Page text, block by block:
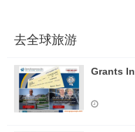
去全球旅游
Grants